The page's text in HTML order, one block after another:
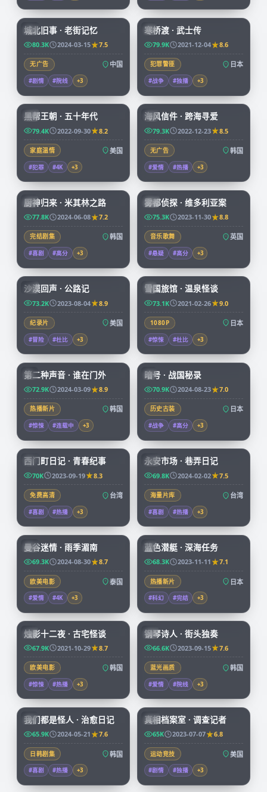
CN
99:17
城北旧事 · 老街记忆
80.3K 2024-03-15 7.5
无广告 中国
#剧情 #院线 +3
JP
99:29
寒桥渡 · 武士传
79.9K 2021-12-04 8.6
犯罪警匪 日本
#战争 #独播 +3
CN
黑帮王朝 · 五十年代
79.4K 2022-09-30 8.2
家庭温情 美国
#犯罪 #4K +3
KR
海风信件 · 跨海寻爱
79.3K 2022-12-23 8.5
无广告 韩国
#爱情 #热播 +3
KR
58:31
厨神归来 · 米其林之路
77.8K 2024-06-08 7.2
完结剧集 韩国
#喜剧 #高分 +3
CN
68:22
雾都侦探 · 维多利亚案
75.3K 2023-11-30 8.8
音乐歌舞 英国
#悬疑 #高分 +3
CN
沙漠回声 · 公路记
73.2K 2023-08-04 8.9
纪录片 美国
#冒险 #杜比 +3
JP
雪国旅馆 · 温泉怪谈
73.1K 2021-02-26 9.0
1080P 日本
#惊悚 #杜比 +3
KR
72:34
第二种声音 · 谁在门外
72.9K 2024-03-09 8.9
热播新片 韩国
#惊悚 #连载中 +3
JP
99:04
暗号 · 战国秘录
70.9K 2024-08-23 7.0
历史古装 日本
#战争 #高分 +3
TW
西门町日记 · 青春纪事
70K 2023-09-19 8.3
免费高清 台湾
#喜剧 #热播 +3
TW
永安市场 · 巷弄日记
69.8K 2024-02-02 7.5
海量片库 台湾
#喜剧 #热播 +3
CN
99:03
曼谷迷情 · 雨季湄南
69.3K 2024-08-30 8.7
欧美电影 泰国
#爱情 #4K +3
JP
45:53
蓝色潜艇 · 深海任务
68.3K 2023-11-11 7.1
热播新片 日本
#科幻 #完结 +3
KR
烛影十二夜 · 古宅怪谈
67.9K 2021-10-29 8.7
欧美电影 韩国
#惊悚 #热播 +3
KR
钢琴诗人 · 街头独奏
66.6K 2023-09-15 7.6
蓝光画质 韩国
#爱情 #院线 +3
KR
66:08
我们都是怪人 · 治愈日记
65.9K 2024-05-21 7.6
日韩剧集 韩国
#喜剧 #热播 +3
CN
50:05
真相档案室 · 调查记者
65K 2023-07-07 6.8
运动竞技 美国
#剧情 #独播 +3
73:38